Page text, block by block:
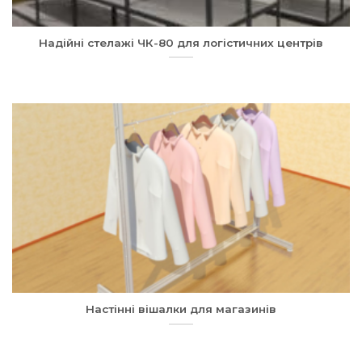
Надійні стелажі ЧК-80 для логістичних центрів
Настінні вішалки для магазинів